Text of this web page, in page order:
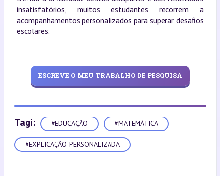
insatisfatórios, muitos estudantes recorrem a
acompanhamentos personalizados para superar desafios
escolares.
ESCREVE O MEU TRABALHO DE PESQUISA
Tagi: #EDUCAÇÃO #MATEMÁTICA
#EXPLICAÇÃO-PERSONALIZADA